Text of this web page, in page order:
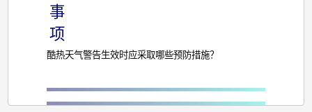
项
事
项
酷热天气警告生效时应采取哪些预防措施？